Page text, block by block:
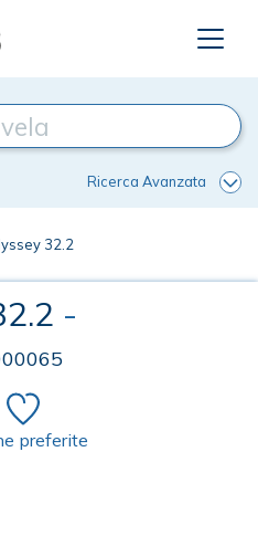
Ricerca Avanzata
32.2
-
preferite